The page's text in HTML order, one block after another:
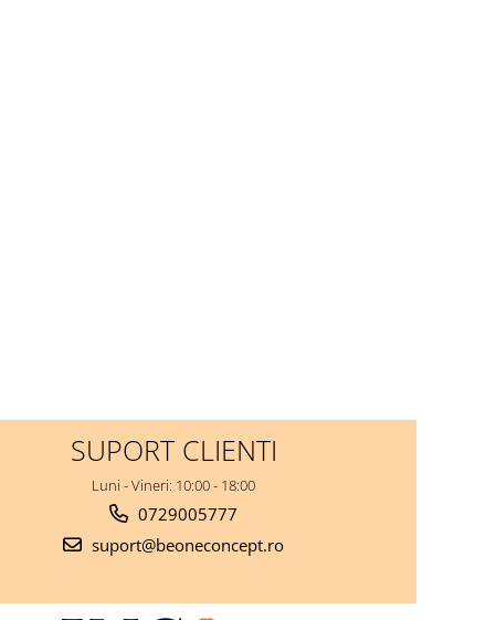
SUPORT CLIENTI
Luni - Vineri: 10:00 - 18:00
0729005777
suport@beoneconcept.ro